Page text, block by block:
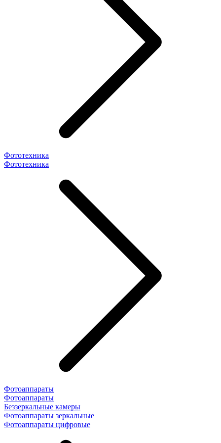
Фототехника
Фототехника
Фотоаппараты
Фотоаппараты
Беззеркальные камеры
Фотоаппараты зеркальные
Фотоаппараты цифровые